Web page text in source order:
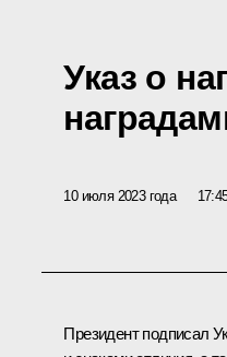
Указ о
10 июля 2023 года
Президент подписал